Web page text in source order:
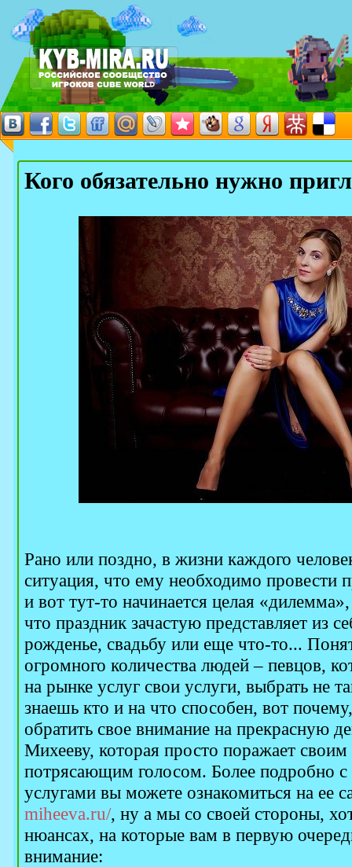
Кого обязательно нужно
Рано или поздно, в жизни каждого
ситуация, что ему необходимо провести
и вот тут-то начинается целая
что праздник зачастую представляет из
рожденье, свадьбу или еще что-то...
огромного количества людей – певцов,
на рынке услуг свои услуги, выбрать не
знаешь кто и на что способен, вот
обратить свое внимание на прекрасную
Михееву, которая просто поражает
потрясающим голосом. Более подробно
услугами вы можете ознакомиться на ее
miheeva.ru/, ну а мы со своей стороны,
нюансах, на которые вам в первую
внимание: